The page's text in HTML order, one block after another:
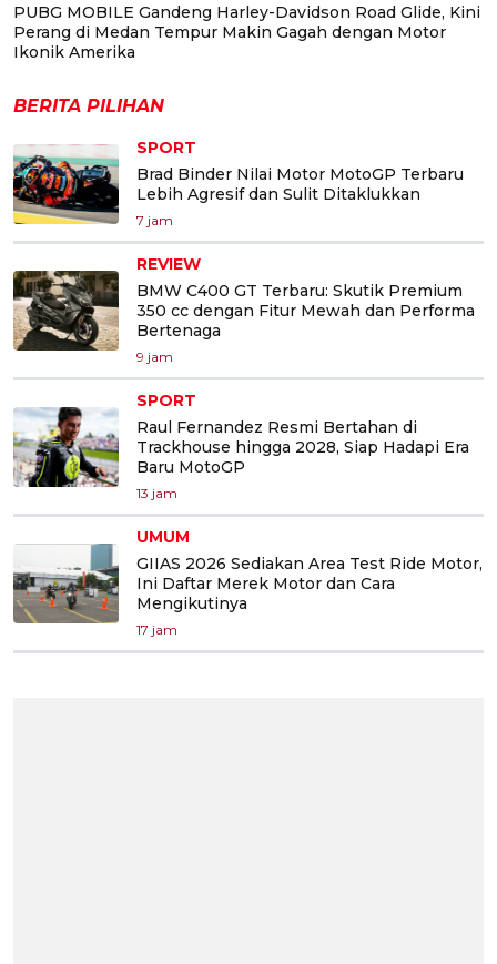
PUBG MOBILE Gandeng Harley-Davidson Road Glide, Kini
Perang di Medan Tempur Makin Gagah dengan Motor
Ikonik Amerika
BERITA PILIHAN
SPORT
Brad Binder Nilai Motor MotoGP Terbaru
Lebih Agresif dan Sulit Ditaklukkan
7 jam
REVIEW
BMW C400 GT Terbaru: Skutik Premium
350 cc dengan Fitur Mewah dan Performa
Bertenaga
9 jam
SPORT
Raul Fernandez Resmi Bertahan di
Trackhouse hingga 2028, Siap Hadapi Era
Baru MotoGP
13 jam
UMUM
GIIAS 2026 Sediakan Area Test Ride Motor,
Ini Daftar Merek Motor dan Cara
Mengikutinya
17 jam